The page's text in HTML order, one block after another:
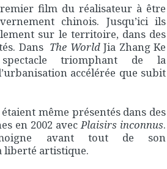
film du réalisateur à être
chinois. Jusqu’ici ils
sur le territoire, dans des
Dans The WorldJia Zhang Ke
triomphant de la
accélérée que subit
même présentés dans des
en 2002 avecPlaisirs inconnus.
avant tout de son
liberté artistique.